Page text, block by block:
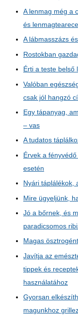
A lenmag még a
és
A lábmasszázs
Rostokban
Érti a teste belső
Valóban
csak jól hangzó
Egy tápanyag,
– vas
A tudatos
Érvek a
esetén
Nyári táplálékok,
Mire ügyeljünk,
Jó a bőrnek, és
paradicsomos
Magas
Javítja az
tippek és
használatához
Gyorsan
magunkhoz